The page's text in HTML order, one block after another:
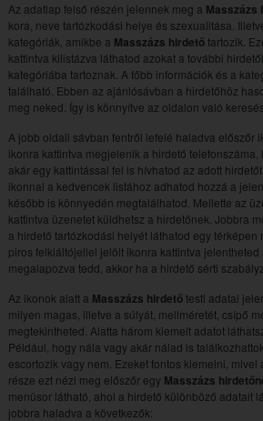
Az adatlap felső részén jelennek meg a Masszázs
kora, neve tartózkodási helye és szexualitása.
kategóriák, amikbe a Masszázs hirdetőtartozik.
kattintva kilistázva láthatod azokat a további
kategóriába tartoznak. A főbb információk és a
található. Ebben az ajánlósávban a hirdetőhöz
meg neked. Így is könnyítve az oldalon való
A jobb oldali sávban fentről lefelé haladva előszőr
ikonra kattintva megjelenik a hirdető
akár egy kattintással fel is hívhatod az adott
ikonnal a kedvencek listához adhatod hozzá a
később is könnyedén megtalálhatod. Mellette az
kattintva üzenetet küldhetsz a hirdetőnek. Jobbra
a hirdető tartózkodási helyét láthatod egy
piros felkiáltójellel jelölt ikonra kattintva jelentheted
megalapozva tedd, akkor ha a hirdető sérti
Az ikonok alatt a Masszázs hirdetőtesti adatai
milyen magas, illetve a súlyát, mellméretét, csípő
megtekintheted. Alatta három kiemelt adatot
Például, hogy nála vagy akár nálad is
escortozik vagy nem. Ezeket fontos kiemelni,
része ezt nézi meg előszőr egy Masszázs
menüsor látható, ahol a hirdető különböző adatait
jobbra haladva a következők: